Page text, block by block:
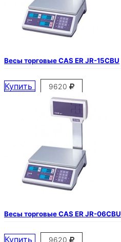
Весы торговые CAS ER JR-15CBU
Купить 9620
Весы торговые CAS ER JR-06CBU
Купить 9620